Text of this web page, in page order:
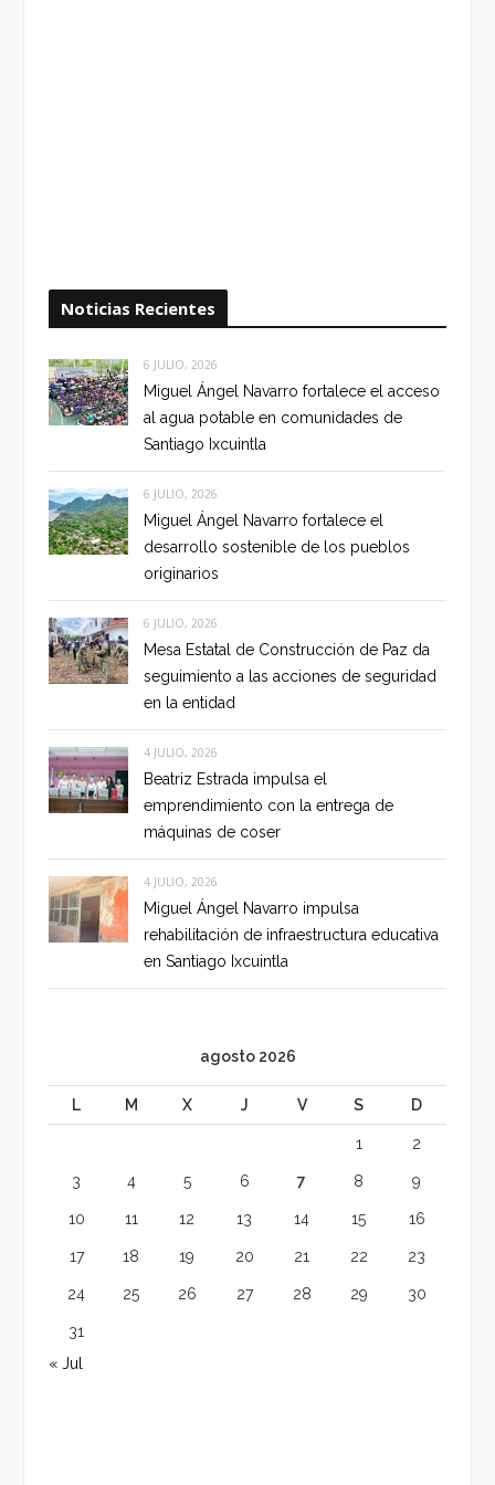
Noticias Recientes
6 JULIO, 2026
Miguel Ángel Navarro fortalece el acceso
al agua potable en comunidades de
Santiago Ixcuintla
6 JULIO, 2026
Miguel Ángel Navarro fortalece el
desarrollo sostenible de los pueblos
originarios
6 JULIO, 2026
Mesa Estatal de Construcción de Paz da
seguimiento a las acciones de seguridad
en la entidad
4 JULIO, 2026
Beatriz Estrada impulsa el
emprendimiento con la entrega de
máquinas de coser
4 JULIO, 2026
Miguel Ángel Navarro impulsa
rehabilitación de infraestructura educativa
en Santiago Ixcuintla
agosto 2026
L M X J V S D
1 2
3 4 5 6 7 8 9
10 11 12 13 14 15 16
17 18 19 20 21 22 23
24 25 26 27 28 29 30
31
« Jul